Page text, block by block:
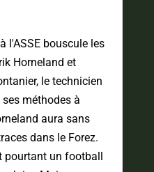
l'ASSE bouscule les
Horneland et
le technicien
méthodes à
aura sans
dans le Forez.
pourtant un football